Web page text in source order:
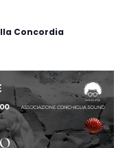
Concordia